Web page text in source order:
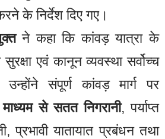
के निर्देश दिए गए।
ने कहा कि कांवड़ यात्रा के
एवं कानून व्यवस्था सर्वोच्च
उन्होंने संपूर्ण कांवड़ मार्ग पर
से सतत निगरानी, पर्याप्त
प्रभावी यातायात प्रबंधन तथा